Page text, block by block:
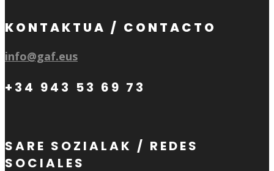
KONTAKTUA / CONTACTO
info@gaf.eus
+34 943 53 69 73
SARE SOZIALAK / REDES
SOCIALES